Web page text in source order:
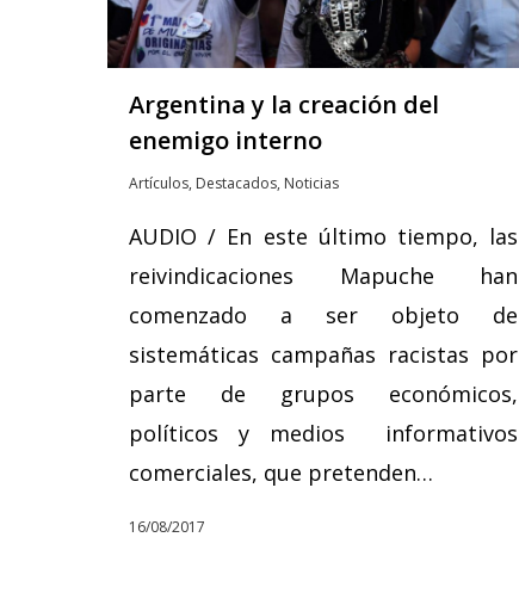
Argentina y la creación del
enemigo interno
Artículos, Destacados, Noticias
AUDIO / En este último tiempo, las
reivindicaciones Mapuche han
comenzado a ser objeto de
sistemáticas campañas racistas por
parte de grupos económicos,
políticos y medios informativos
comerciales, que pretenden…
16/08/2017